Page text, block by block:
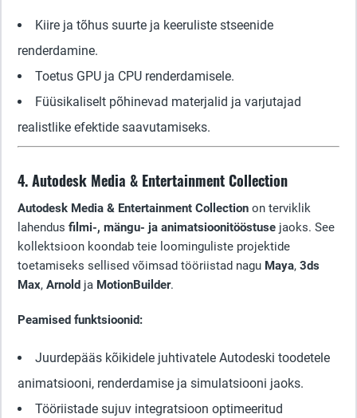
Kiire ja tõhus suurte ja keeruliste stseenide
renderdamine.
Toetus GPU ja CPU renderdamisele.
Füüsikaliselt põhinevad materjalid ja varjutajad
realistlike efektide saavutamiseks.
4. Autodesk Media & Entertainment Collection
Autodesk Media & Entertainment Collection on terviklik
lahendus filmi-, mängu- ja animatsioonitööstuse jaoks. See
kollektsioon koondab teie loominguliste projektide
toetamiseks sellised võimsad tööriistad nagu Maya, 3ds
Max, Arnold ja MotionBuilder.
Peamised funktsioonid:
Juurdepääs kõikidele juhtivatele Autodeski toodetele
animatsiooni, renderdamise ja simulatsiooni jaoks.
Tööriistade sujuv integratsioon optimeeritud